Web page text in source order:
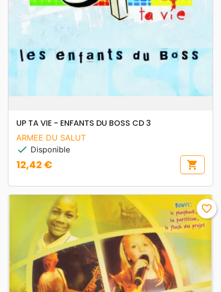
UP TA VIE - ENFANTS DU BOSS CD 3
ARMEE DU SALUT
check Disponible
Prix
12,42 € shopping_cart
favorite_border